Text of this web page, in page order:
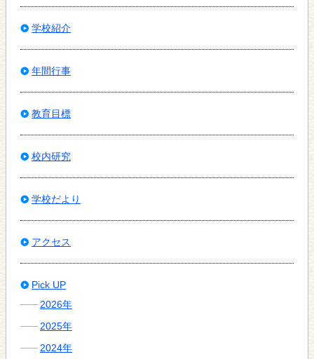
学校紹介
年間行事
教育目標
校内研究
学校だより
アクセス
Pick UP
2026年
2025年
2024年